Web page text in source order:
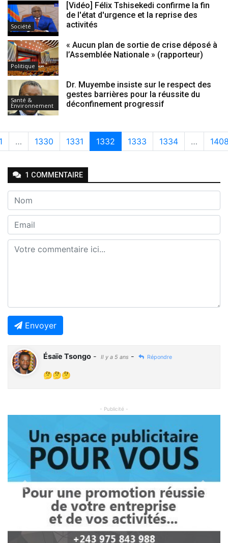
Société
[Vidéo] Félix Tshisekedi confirme la fin
de l'état d'urgence et la reprise des
activités
Politique
« Aucun plan de sortie de crise déposé à
l’Assemblée Nationale » (rapporteur)
Santé &
Environnement
Dr. Muyembe insiste sur le respect des
gestes barrières pour la réussite du
déconfinement progressif
… 1330 1331 1332 1333 1334 …
1 COMMENTAIRE
Envoyer
Ésaïe Tsongo - Il y a 5 ans - Répondre
🤔🤔🤔
- Publicité -
Previous Next